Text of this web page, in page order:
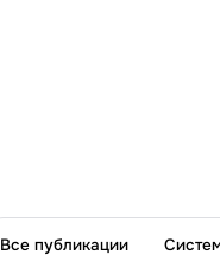
Все публикации